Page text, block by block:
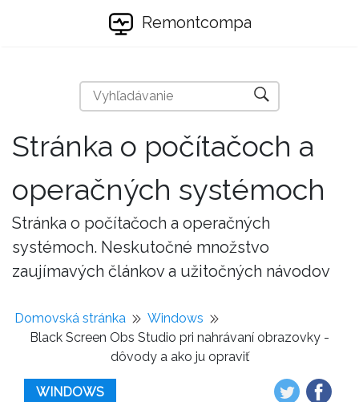
Remontcompa
Stránka o počítačoch a
operačných systémoch
Stránka o počítačoch a operačných
systémoch. Neskutočné množstvo
zaujímavých článkov a užitočných návodov
Domovská stránka
Windows
Black Screen Obs Studio pri nahrávaní obrazovky -
dôvody a ako ju opraviť
WINDOWS